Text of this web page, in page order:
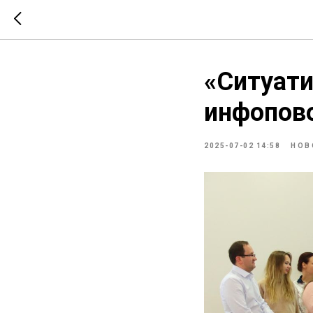
2025-07-02 14:58